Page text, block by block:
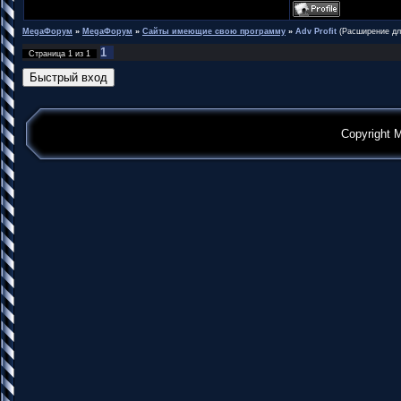
MegaФорум » MegaФорум » Сайты имеющие свою программу » Adv Profit (Расширение
Страница 1 из 1
1
Copyright